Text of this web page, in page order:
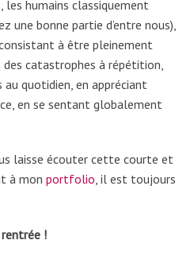
les humains classiquement
une bonne partie d’entre nous),
à être pleinement
des catastrophes à répétition,
quotidien, en appréciant
en se sentant globalement
laisse écouter cette courte et
à monportfolio, il est toujours
!